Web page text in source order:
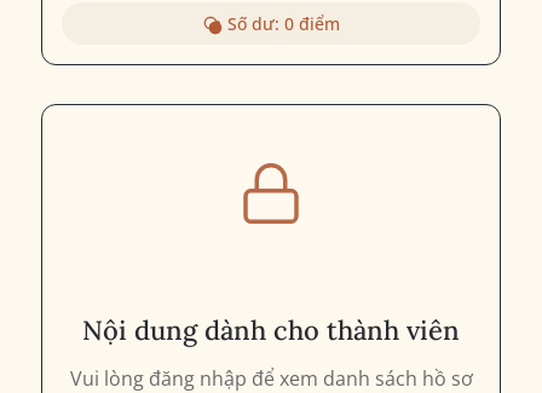
Số dư: 0điểm
Nội dung dành cho thành viên
Vui lòng đăng nhập để xem danh sách hồ sơ